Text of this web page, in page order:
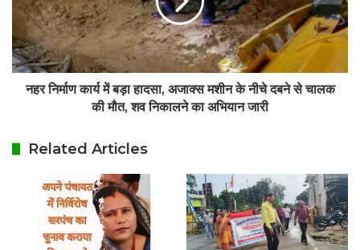
हादसा,
अजाक्स
मशीन
के
नीचे
की
निकालने
अभियान
नहर निर्माण कार्य में बड़ा हादसा, अजाक्स मशीन के नीचे दबने से चालक
की मौत, शव निकालने का अभियान जारी
Related Articles